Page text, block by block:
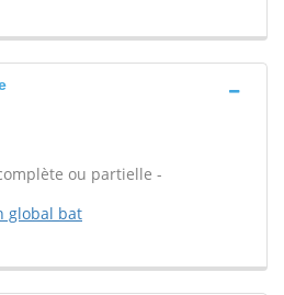
ou partielle -
global bat